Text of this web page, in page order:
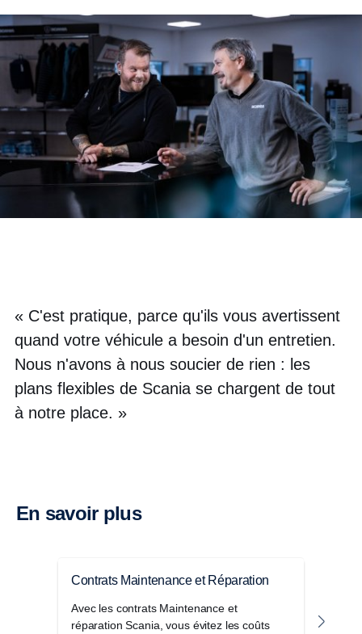
« C'est pratique, parce qu'ils vous avertissent
quand votre véhicule a besoin d'un entretien.
Nous n'avons à nous soucier de rien : les
plans flexibles de Scania se chargent de tout
à notre place. »
En savoir plus
Contrats Maintenance et Réparation
Avec les contrats Maintenance et
réparation Scania, vous évitez les coûts